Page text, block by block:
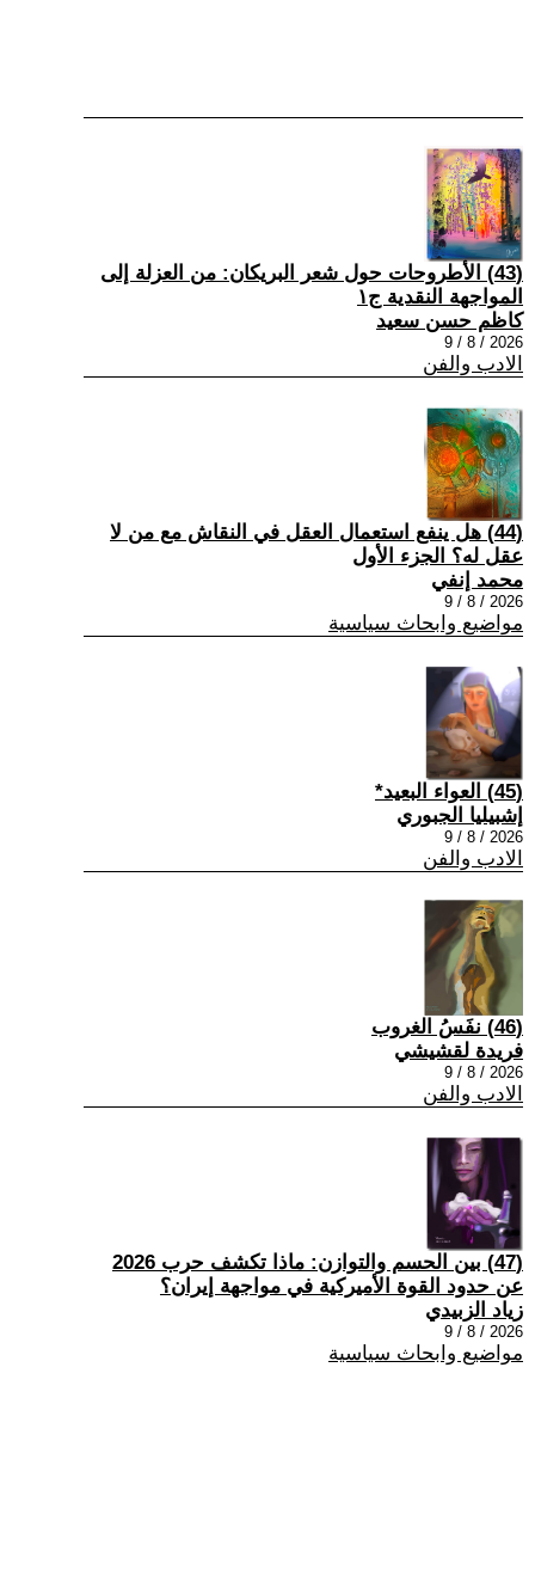
(43) الأطروحات حول شعر البريكان: من العزلة إلى
المواجهة النقدية ج١
كاظم حسن سعيد
2026 / 8 / 9
الادب والفن
(44) هل ينفع استعمال العقل في النقاش مع من لا
عقل له؟ الجزء الأول
محمد إنفي
2026 / 8 / 9
مواضيع وابحاث سياسية
(45) العواء البعيد*
إشبيليا الجبوري
2026 / 8 / 9
الادب والفن
(46) نفَسُ الغروب
فريدة لقشيشي
2026 / 8 / 9
الادب والفن
(47) بين الحسم والتوازن: ماذا تكشف حرب 2026
عن حدود القوة الأميركية في مواجهة إيران؟
زياد الزبيدي
2026 / 8 / 9
مواضيع وابحاث سياسية